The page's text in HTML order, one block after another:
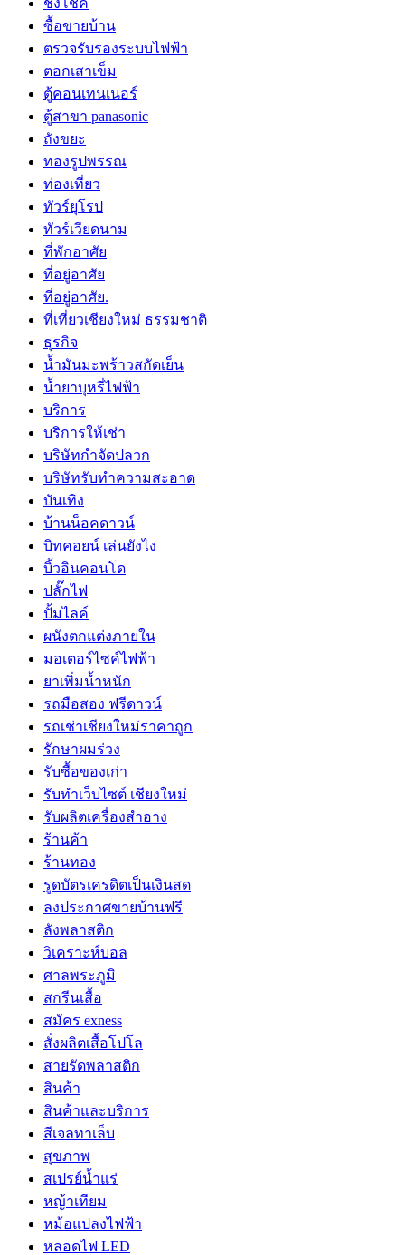
ซื้อขายบ้าน
ตรวจรับรองระบบไฟฟ้า
ตอกเสาเข็ม
ตู้คอนเทนเนอร์
ตู้สาขา panasonic
ถังขยะ
ทองรูปพรรณ
ท่องเที่ยว
ทัวร์ยุโรป
ทัวร์เวียดนาม
ที่พักอาศัย
ที่อยู่อาศัย
ที่อยู่อาศัย.
ที่เที่ยวเชียงใหม่ ธรรมชาติ
ธุรกิจ
น้ำมันมะพร้าวสกัดเย็น
น้ำยาบุหรี่ไฟฟ้า
บริการ
บริการให้เช่า
บริษัทกำจัดปลวก
บริษัทรับทำความสะอาด
บันเทิง
บ้านน็อคดาวน์
บิทคอยน์ เล่นยังไง
บิ้วอินคอนโด
ปลั๊กไฟ
ปั้มไลค์
ผนังตกแต่งภายใน
มอเตอร์ไซค์ไฟฟ้า
ยาเพิ่มน้ำหนัก
รถมือสอง ฟรีดาวน์
รถเช่าเชียงใหม่ราคาถูก
รักษาผมร่วง
รับซื้อของเก่า
รับทำเว็บไซต์ เชียงใหม่
รับผลิตเครื่องสำอาง
ร้านค้า
ร้านทอง
รูดบัตรเครดิตเป็นเงินสด
ลงประกาศขายบ้านฟรี
ลังพลาสติก
วิเคราะห์บอล
ศาลพระภูมิ
สกรีนเสื้อ
สมัคร exness
สั่งผลิตเสื้อโปโล
สายรัดพลาสติก
สินค้า
สินค้าและบริการ
สีเจลทาเล็บ
สุขภาพ
สเปรย์น้ำแร่
หญ้าเทียม
หม้อแปลงไฟฟ้า
หลอดไฟ LED